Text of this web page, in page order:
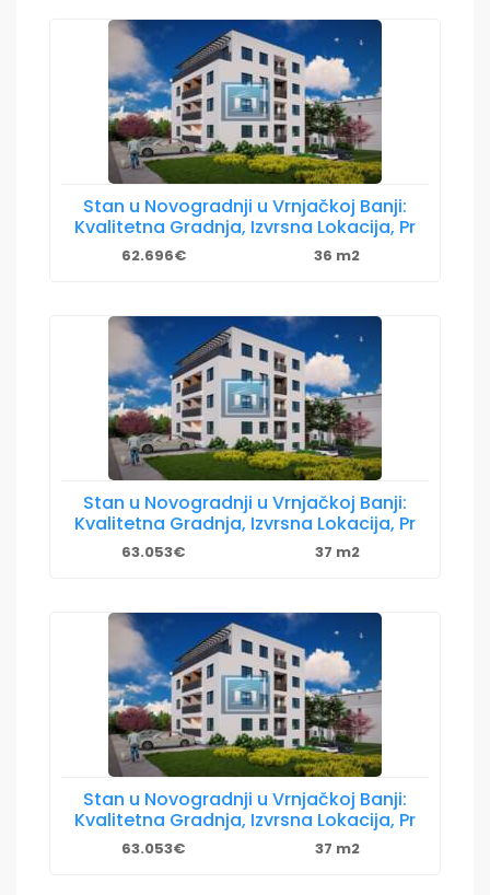
Stan u Novogradnji u Vrnjačkoj Banji:
Kvalitetna Gradnja, Izvrsna Lokacija, Pr
62.696€ 36 m2
Stan u Novogradnji u Vrnjačkoj Banji:
Kvalitetna Gradnja, Izvrsna Lokacija, Pr
63.053€ 37 m2
Stan u Novogradnji u Vrnjačkoj Banji:
Kvalitetna Gradnja, Izvrsna Lokacija, Pr
63.053€ 37 m2